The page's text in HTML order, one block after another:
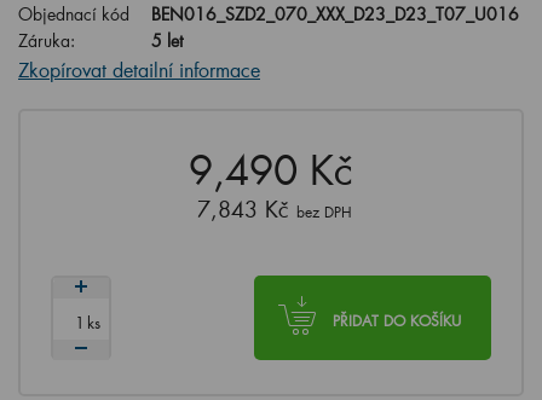
Objednací kód
BEN016_SZD2_070_XXX_D23_D23_T07_U016
Záruka:
5 let
Zkopírovat detailní informace
9,490 Kč
7,843 Kč bez DPH
PŘIDAT DO KOŠÍKU
ks